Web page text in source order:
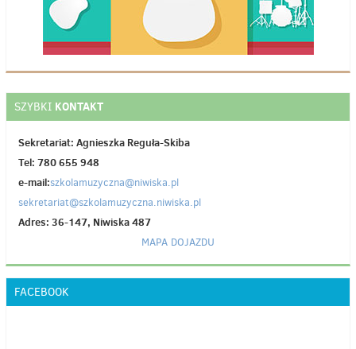
SZYBKI KONTAKT
Sekretariat: Agnieszka Reguła-Skiba
Tel: 780 655 948
e-mail:szkolamuzyczna@niwiska.pl
sekretariat@szkolamuzyczna.niwiska.pl
Adres: 36-147, Niwiska 487
MAPA DOJAZDU
FACEBOOK